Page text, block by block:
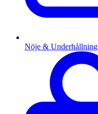
Nöje & Underhållning